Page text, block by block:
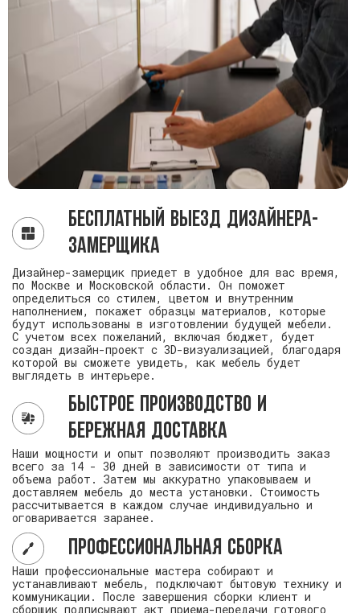
Бесплатный выезд дизайнера-
замерщика
Дизайнер-замерщик приедет в удобное для вас время,
по Москве и Московской области. Он поможет
определиться со стилем, цветом и внутренним
наполнением, покажет образцы материалов, которые
будут использованы в изготовлении будущей мебели.
С учетом всех пожеланий, включая бюджет, будет
создан дизайн-проект с 3D-визуализацией, благодаря
которой вы сможете увидеть, как мебель будет
выглядеть в интерьере.
Быстрое производство и
бережная доставка
Наши мощности и опыт позволяют производить заказ
всего за 14 - 30 дней в зависимости от типа и
объема работ. Затем мы аккуратно упаковываем и
доставляем мебель до места установки. Стоимость
рассчитывается в каждом случае индивидуально и
оговаривается заранее.
Профессиональная сборка
Наши профессиональные мастера собирают и
устанавливают мебель, подключают бытовую технику и
коммуникации. После завершения сборки клиент и
сборщик подписывают акт приема-передачи готового